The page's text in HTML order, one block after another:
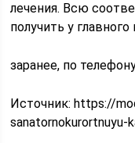
лечения. Всю
получить у
заранее, по
Источник:https://
sanatornokurortnuyu-